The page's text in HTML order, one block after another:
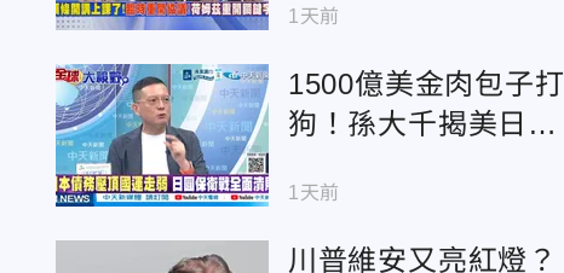
1天前
1500億美金肉包子打
狗！孫大千揭美日救
割韭菜
1天前
川普維安又亮紅燈？